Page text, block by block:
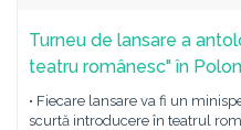
Turneu de lansare a
teatru românesc" în
• Fiecare lansare va fi un
scurtă introducere în teatrul